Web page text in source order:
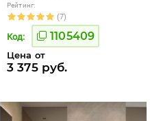
Рейтинг:
(7)
Код: 1105409
Цена от
3 375 руб.